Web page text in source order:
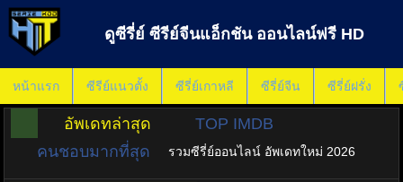
ดูซีรี่ย์ ซีรีย์จีนแอ็กชัน ออนไลน์ฟรี HD
หน้าแรก ซีรีย์แนวตั้ง ซีรี่ย์เกาหลี ซีรี่ย์จีน ซีรี่ย์ฝรั่ง
อัพเดทล่าสุด
TOP IMDB
คนชอบมากที่สุด
รวมซีรี่ย์ออนไลน์ อัพเดทใหม่ 2026